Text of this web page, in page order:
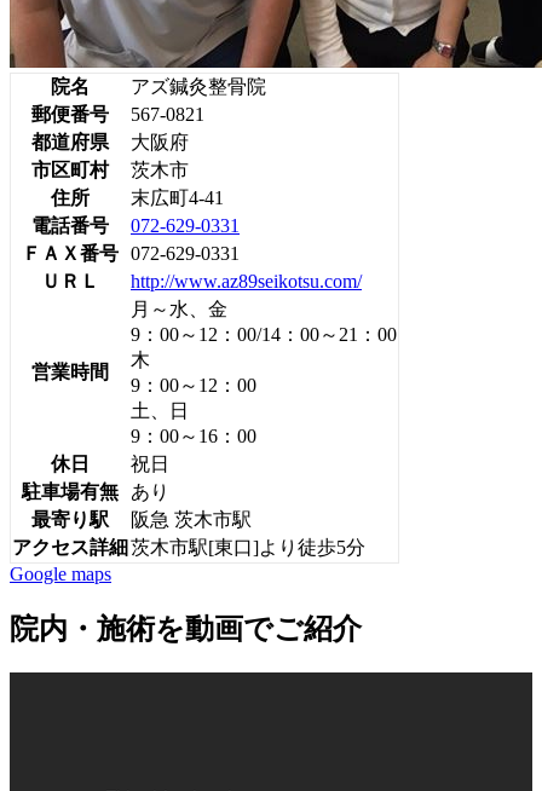
院名
アズ鍼灸整骨院
郵便番号
567-0821
都道府県
大阪府
市区町村
茨木市
住所
末広町4-41
電話番号
072-629-0331
ＦＡＸ番号 072-629-0331
ＵＲＬ
http://www.az89seikotsu.com/
営業時間
月～水、金
9：00～12：00/14：00～21：00
木
9：00～12：00
土、日
9：00～16：00
休日
祝日
駐車場有無
あり
最寄り駅
阪急 茨木市駅
アクセス詳細 茨木市駅[東口]より徒歩5分
Google maps
院内・施術を動画でご紹介